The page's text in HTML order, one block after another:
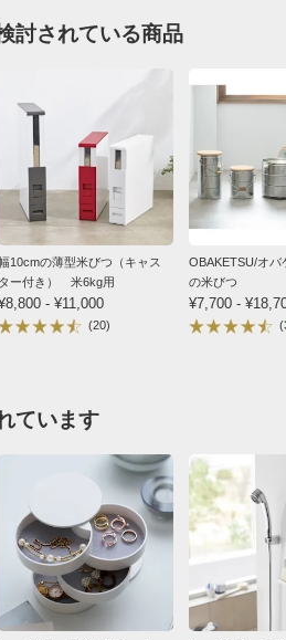
（米びつ）
蓋…ポリカーボネート パッキ
お米：約5kg） 計量カップ…
クリル樹脂
ィノスのサイズ
の口コミを見る
討されている商品
10cmの薄型米びつ（キャス
ター付き） 米6kg用
- ¥11,000
(20)
OBAKETSU/オ
の米びつ
¥7,700 -
ています